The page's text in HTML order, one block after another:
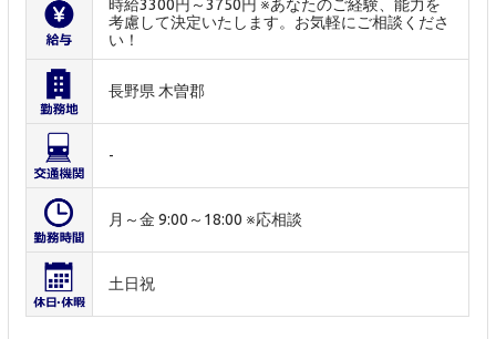
時給3300円～3750円 ※あなたのご経験、能力を
考慮して決定いたします。お気軽にご相談くださ
い！
長野県 木曽郡
-
月～金 9:00～18:00 ※応相談
土日祝